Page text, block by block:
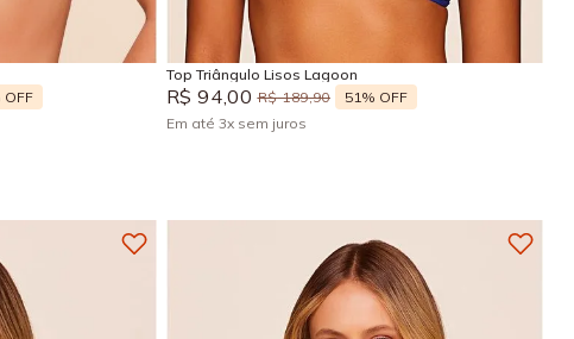
OFF
Top Triângulo Lisos Lagoon
R$ 94,00 R$ 189,90 51% OFF
Em até 3x sem juros